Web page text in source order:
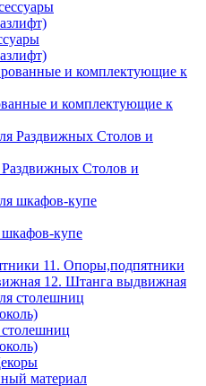
и комплектующие к
Столов и
купе
11. Опоры,подпятники
12. Штанга выдвижная